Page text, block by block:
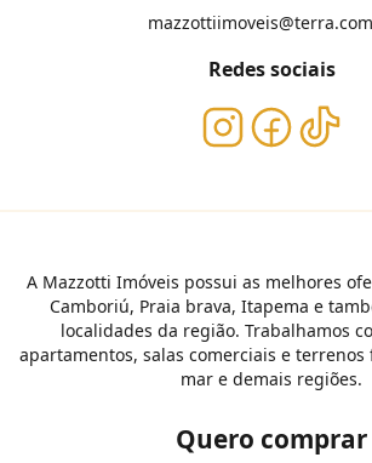
Redes sociais
A Mazzotti Imóveis possui as melhores
Camboriú, Praia brava, Itapema e
localidades da região. Trabalhamos
apartamentos, salas comerciais e
mar e demais regiões.
Quero comprar